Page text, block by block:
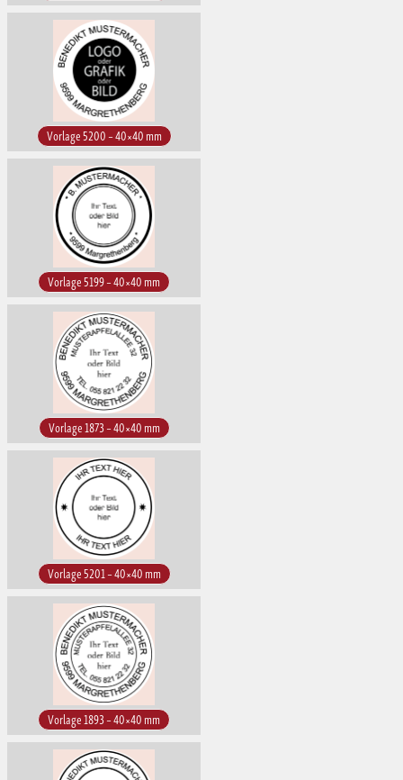
Vorlage 5200 – 40×40 mm
Vorlage 5199 – 40×40 mm
Vorlage 1873 – 40×40 mm
Vorlage 5201 – 40×40 mm
Vorlage 1893 – 40×40 mm